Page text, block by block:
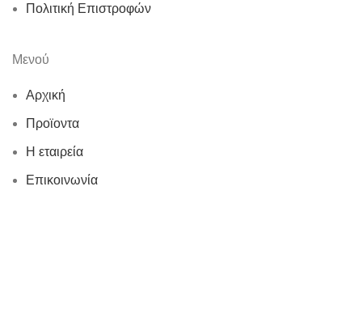
Πολιτική Επιστροφών
Μενού
Αρχική
Προϊοντα
Η εταιρεία
Επικοινωνία